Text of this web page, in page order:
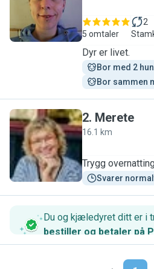
M
5 omtaler
2
Dyr er livet.
Bor med 2
Bor sammen
M
2. Merete
16.1 km
Trygg
Svarer
Du og kjæledyret ditt er i
bestiller og betaler på